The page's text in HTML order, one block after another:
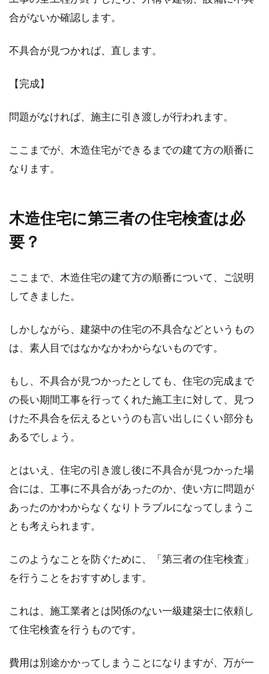
合がないか確認します。
不具合が見つかれば、直します。
【完成】
問題がなければ、施主に引き渡しが行われます。
ここまでが、木造住宅ができるまでの建て方の順番に
なります。
木造住宅に第三者の住宅検査は必
要？
ここまで、木造住宅の建て方の順番について、ご説明
してきました。
しかしながら、建築中の住宅の不具合などというもの
は、素人目ではなかなかわからないものです。
もし、不具合が見つかったとしても、住宅の完成まで
の長い期間工事を行ってくれた施工主に対して、見つ
けた不具合を伝えるというのも言い出しにくい部分も
あるでしょう。
とはいえ、住宅の引き渡し後に不具合が見つかった場
合には、工事に不具合があったのか、使い方に問題が
あったのかわからなくなりトラブルになってしまうこ
とも考えられます。
このようなことを防ぐために、「第三者の住宅検査」
を行うことをおすすめします。
これは、施工業者とは関係のない一級建築士に依頼し
て住宅検査を行うものです。
費用は別途かかってしまうことになりますが、万が一